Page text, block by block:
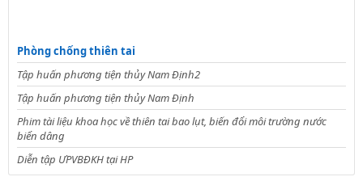
Phòng chống thiên tai
Tập huấn phương tiện thủy Nam Định2
Tập huấn phương tiện thủy Nam Định
Phim tài liệu khoa học về thiên tai bao lụt, biến đổi môi trường nước
biển dâng
Diễn tập ƯPVBĐKH tại HP